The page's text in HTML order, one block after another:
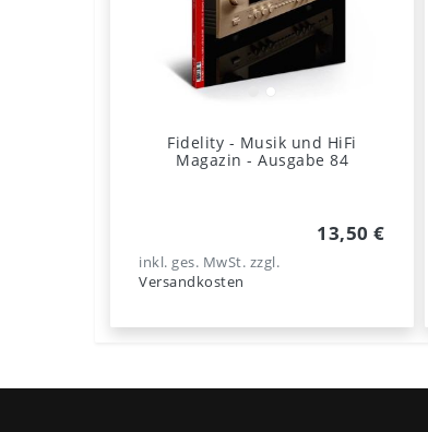
Fidelity - Musik und HiFi
Magazin - Ausgabe 84
13,50 €
inkl. ges. MwSt. zzgl.
Versandkosten